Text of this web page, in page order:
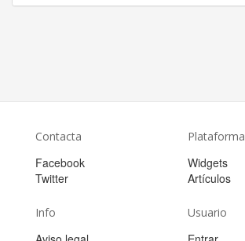
Contacta
Facebook
Twitter
Plataforma
Widgets
Artículos
Info Usuario